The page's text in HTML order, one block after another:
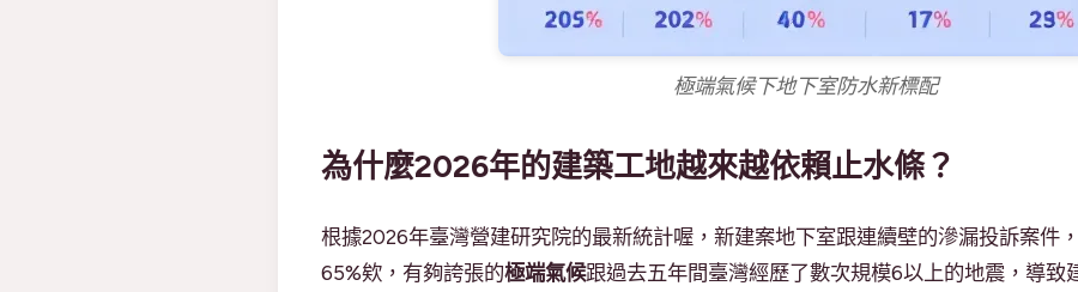
極端氣候下地下室防水新標配
為什麼2026年的建築工地越來越依賴止水條？
根據2026年臺灣營建研究院的最新統計喔，新建案地下室跟連續壁的滲漏投訴案件
65%欸，有夠誇張的極端氣候跟過去五年間臺灣經歷了數次規模6以上的地震，導致